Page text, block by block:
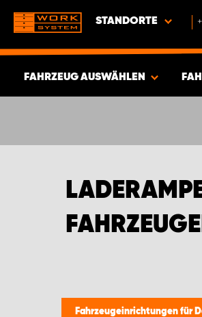
STANDORTE
FAHRZEUG AUSWÄHLEN
ARTIKEL
Fahrzeugeinrichtungen für